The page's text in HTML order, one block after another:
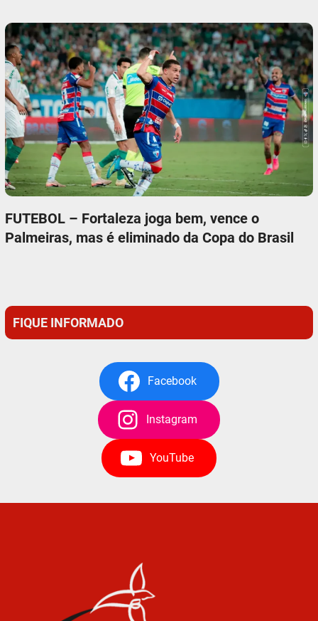
FUTEBOL – Fortaleza joga bem, vence o
Palmeiras, mas é eliminado da Copa do Brasil
FIQUE INFORMADO
Facebook
Instagram
YouTube